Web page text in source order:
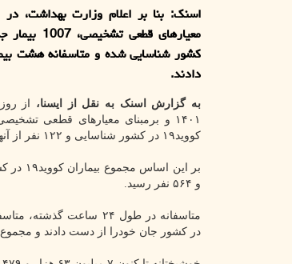
کشور شناسایی شده و متاسفانه هشت
دادند.
به گزارش اسنک به نقل از ایسنا،
کووید۱۹ در کشور شناسایی و ۱۲۲ نفر از آنها بستری شدند.
و ۵۶۴ نفر رسید.
در کشور جان خودرا از دست دادند و مجموع جان باختگان